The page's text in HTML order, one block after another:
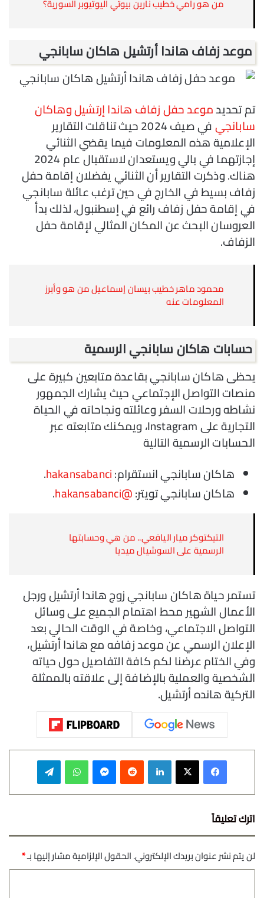
من هو رامي خطيب نارين بيوتي اليوتيوبر السورية؟
موعد زفاف هاندا أرتشيل هاكان سابانجي
تم تحديدموعد حفل زفاف هاندا إرتشيل وهاكان
سابانجي في صيف 2024 حيث تناقلت التقارير
الإعلامية هذه المعلومات فيما يقضي الثنائي
إجازتهما في بالي ويستعدان لاستقبال عام 2024
هناك. وذكرت التقارير أن الثنائي يفضلان إقامة حفل
زفاف بسيط في الخارج في حين ترغب عائلة سابانجي
في إقامة حفل زفاف رائع في إسطنبول، لذلك بدأ
العروسان البحث عن المكان المثالي لإقامة حفل
الزفاف.
محمود ماهر خطيب بيسان إسماعيل من هو وأبرز
المعلومات عنه
حسابات هاكان سابانجي الرسمية
يحظى هاكان سابانجي بقاعدة متابعين كبيرة على
منصات التواصل الإجتماعي حيث يشارك الجمهور
نشاطه ورحلات السفر وعائلته ونجاحاته في الحياة
التجارية على Instagram، ويمكنك متابعته عبر
الحسابات الرسمية التالية
هاكان سابانجي انستقرام:hakansabanci
.
هاكان سابانجي تويتر:@hakansabanci
.
التيكتوكر ميار اليافعي.. من هي وحسابتها
الرسمية على السوشيال ميديا
تستمر حياة هاكان سابانجي زوج هاندا أرتشيل ورجل
الأعمال الشهير محط اهتمام الجميع على وسائل
التواصل الاجتماعي، وخاصة في الوقت الحالي بعد
الإعلان الرسمي عن موعد زفافه مع هاندا أرتشيل،
وفي الختام عرضنا لكم كافة التفاصيل حول حياته
الشخصية والعملية بالإضافة إلى علاقته بالممثلة
التركية هانده أرتشيل.
فيسبوك ‫X لينكدإن واتساب
اترك تعليقاً
لن يتم نشر عنوان بريدك الإلكتروني.الحقول الإلزامية مشار إليها بـ*